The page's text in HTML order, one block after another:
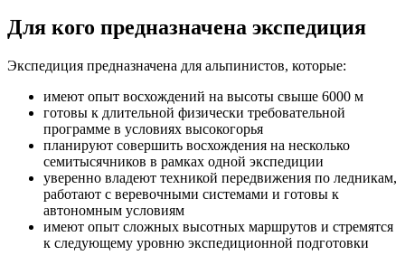
Для кого предназначена экспедиция
Экспедиция предназначена для альпинистов, которые:
имеют опыт восхождений на высоты свыше 6000 м
готовы к длительной физически требовательной
программе в условиях высокогорья
планируют совершить восхождения на несколько
семитысячников в рамках одной экспедиции
уверенно владеют техникой передвижения по ледникам,
работают с веревочными системами и готовы к
автономным условиям
имеют опыт сложных высотных маршрутов и стремятся
к следующему уровню экспедиционной подготовки